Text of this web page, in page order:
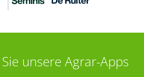
unsere Agrar-Apps